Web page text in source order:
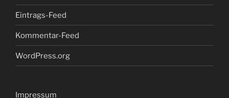
Eintrags-Feed
Kommentar-Feed
WordPress.org
Impressum